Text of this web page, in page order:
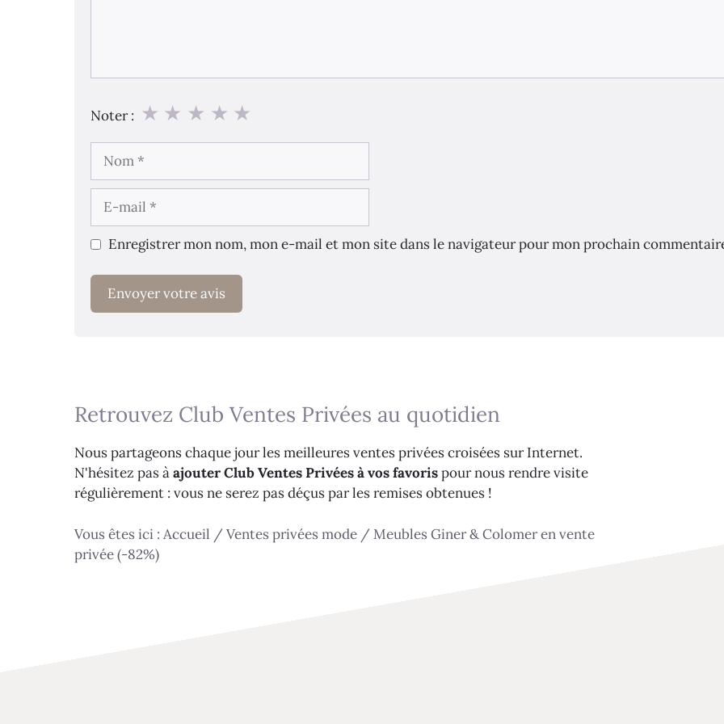
Noter : ★
★
★
★
★
mail
Enregistrer mon nom, mon e-mail et mon site dans le navigateur pour mon prochain
Retrouvez Club Ventes Privées au quotidien
Nous partageons chaque jour les meilleures ventes privées croisées sur Internet.
N'hésitez pas àajouter Club Ventes Privées à vos favorispour nous rendre visite
régulièrement : vous ne serez pas déçus par les remises obtenues !
Vous êtes ici : Accueil / Ventes privées mode / Meubles Giner & Colomer en vente
privée (-82%)